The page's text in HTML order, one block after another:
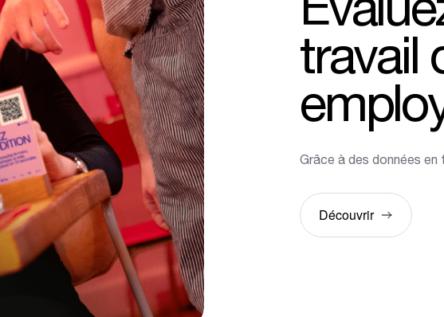
travail
Grâce à des données en
Découvrir